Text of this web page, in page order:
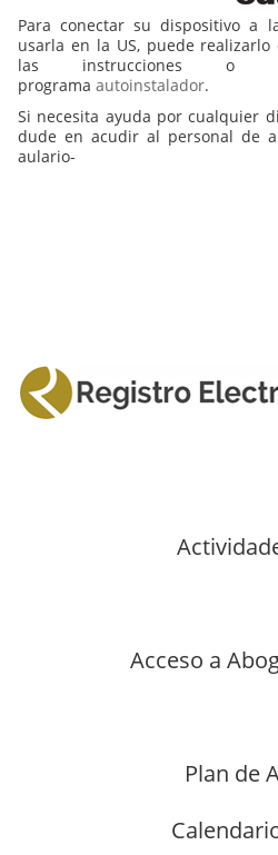
Para conectar su dispositivo a
usarla en la US, puede
las instrucciones o
programa autoinstalador.
Si necesita ayuda por cualquier
dude en acudir al personal de
aulario-
Acceso a
Plan de